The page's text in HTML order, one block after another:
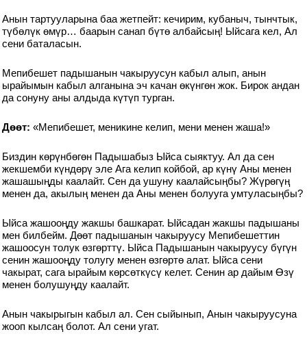
Анын тартууларына баа жетпейт: кечирим, кубаныч, тынчтык,
түбөлүк өмүр… баарын санап бүтө албайсың! Ыйсага кел, Ал
сени баталасын.
Мепибешет падышанын чакыруусун кабыл алып, анын
ырайымын кабыл алганына эч качан өкүнгөн жок. Бирок андан
да сонуну аны алдыда күтүп турган.
Дөөт: «Мепибешет, меникине келип, мени менен жаша!»
Биздин көрүнбөгөн Падышабыз Ыйса сыяктуу. Ал да сен
жекшемби күндөрү эле Ага келип койбой, ар күнү Аны менен
жашашыңды каалайт. Сен да ушуну каалайсыңбы? Жүрөгүң
менен да, акылың менен да Аны менен болууга умтуласыңбы?
Ыйса жашооңду жакшы башкарат. Ыйсадан жакшы падышаны
мен билбейм. Дөөт падышанын чакыруусу Мепибешеттин
жашоосун толук өзгөрттү. Ыйса Падышанын чакыруусу бүгүн
сенин жашооңду толугу менен өзгөртө алат. Ыйса сени
чакырат, сага ырайым көрсөткүсү келет. Сенин ар дайым Өзү
менен болушуңду каалайт.
Анын чакырыгын кабыл ал. Сен сыйынып, Анын чакыруусуна
жооп кылсаң болот. Ал сени угат.